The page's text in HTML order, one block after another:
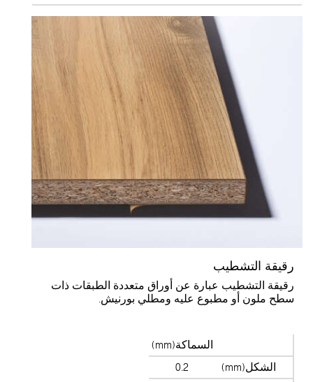
رقيقة التشطيب
رقيقة التشطيب عبارة عن أوراق متعددة الطبقات ذات
سطح ملون أو مطبوع عليه ومطلي بورنيش.
السماكة(mm)
الشكل(mm)
0.2